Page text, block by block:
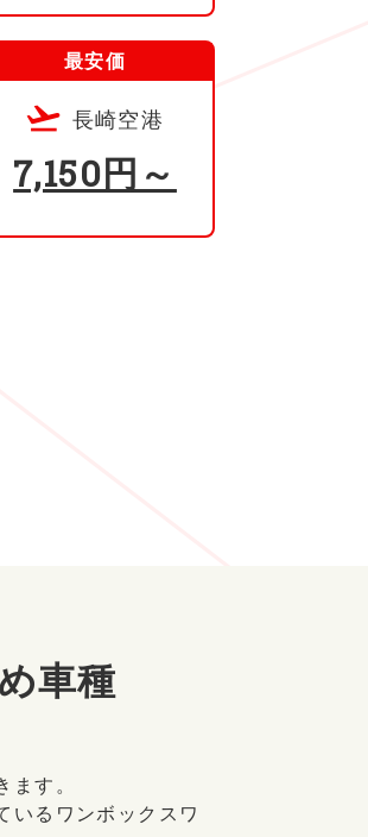
最安価
長崎空港
7,150円～
車種
す。
いるワンボックスワ